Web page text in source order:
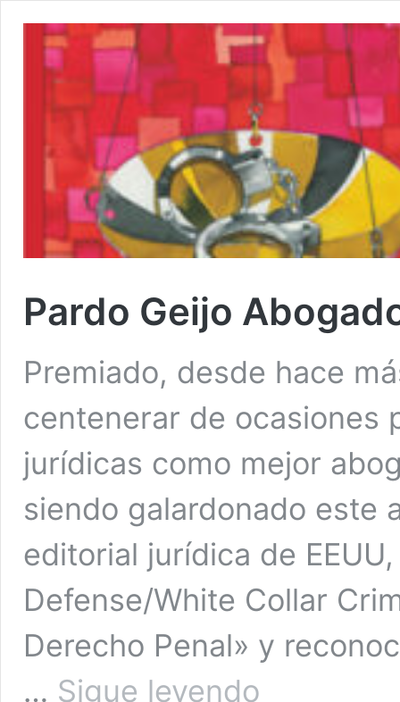
Pardo Geijo
Premiado, desde hace
centenerar de ocasiones
jurídicas como mejor
siendo galardonado este
editorial jurídica de
Defense/White Collar
Derecho Penal» y
… Sigue leyendo